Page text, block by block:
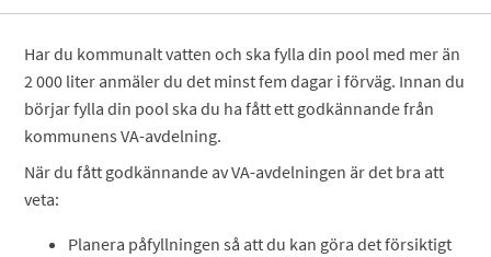
Har du kommunalt vatten och ska fylla din pool med mer än
2 000 liter anmäler du det minst fem dagar i förväg. Innan du
börjar fylla din pool ska du ha fått ett godkännande från
kommunens VA-avdelning.
När du fått godkännande av VA-avdelningen är det bra att
veta:
Planera påfyllningen så att du kan göra det försiktigt